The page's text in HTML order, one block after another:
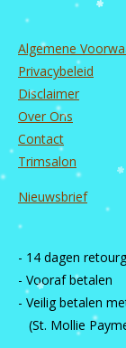
Algemene
Privacybeleid
Disclaimer
Over Ons
Contact
Trimsalon
Nieuwsbrief
- 14 dagen
- Vooraf betalen
- Veilig betalen
(St. Mollie